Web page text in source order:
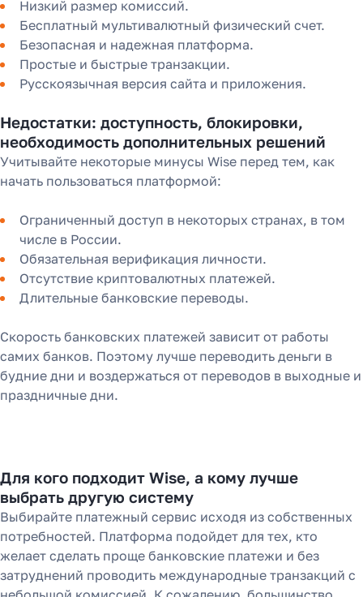
Низкий размер комиссий.
Бесплатный мультивалютный физический счет.
Безопасная и надежная платформа.
Простые и быстрые транзакции.
Русскоязычная версия сайта и приложения.
Недостатки: доступность, блокировки,
необходимость дополнительных решений
Учитывайте некоторые минусы Wise перед тем, как
начать пользоваться платформой:
Ограниченный доступ в некоторых странах, в том
числе в России.
Обязательная верификация личности.
Отсутствие криптовалютных платежей.
Длительные банковские переводы.
Скорость банковских платежей зависит от работы
самих банков. Поэтому лучше переводить деньги в
будние дни и воздержаться от переводов в выходные и
праздничные дни.
Для кого подходит Wise, а кому лучше
выбрать другую систему
Выбирайте платежный сервис исходя из собственных
потребностей. Платформа подойдет для тех, кто
желает сделать проще банковские платежи и без
затруднений проводить международные транзакций с